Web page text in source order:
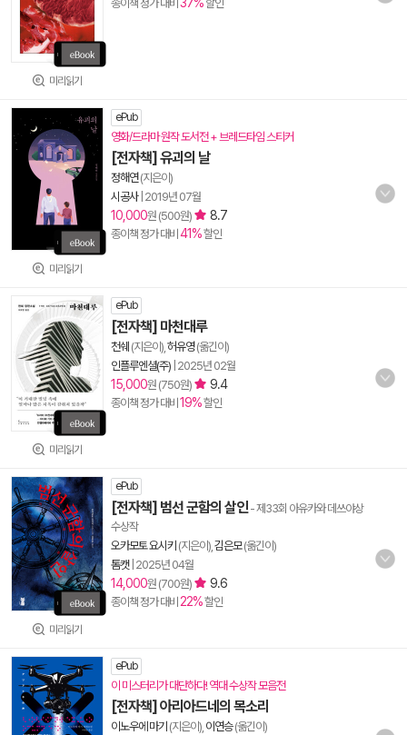
미리읽기
종이책 정가 대비 할인
미리읽기
ePub
영화/드라마 원작 도서전 + 브레드타임 스티커
[전자책] 유괴의 날
정해연(지은이)
시공사| 2019년 07월
10,000원 (500원) 8.7
종이책 정가 대비 41%할인
미리읽기
ePub
[전자책] 마천대루
천쉐 (지은이), 허유영(옮긴이)
인플루엔셜(주) 2025년 02월
15,000원 (750원) 9.4
종이책 정가 대비 19%할인
미리읽기
ePub
[전자책] 범선 군함의 살인- 제33회 아유카와 데쓰야상
수상작
오카모토 요시키 (지은이), 김은모(옮긴이)
톰캣| 2025년 04월
14,000원 (700원) 9.6
종이책 정가 대비 22%할인
ePub
이 미스터리가 대단하다! 역대 수상작 모음전
[전자책] 아리아드네의 목소리
이노우에 마기 (지은이), 이연승(옮긴이)